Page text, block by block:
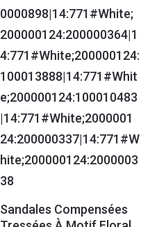
Sandales Compensées